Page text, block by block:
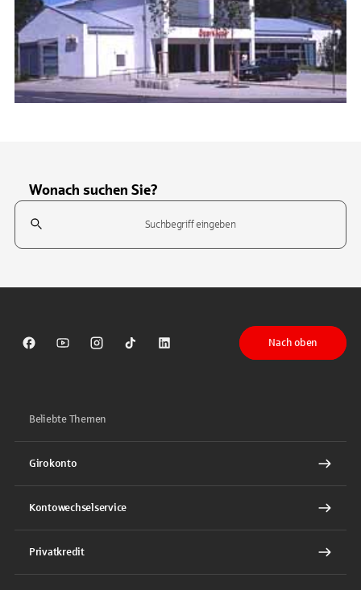
Wonach suchen Sie?
Suchfeld
Sparkasse auf Facebook
Sparkasse auf Youtube
Sparkasse auf Instagram
Sparkasse auf TikTok
Sparkasse auf LinkedIn
Nach oben
Beliebte Themen
Girokonto
Kontowechselservice
Privatkredit